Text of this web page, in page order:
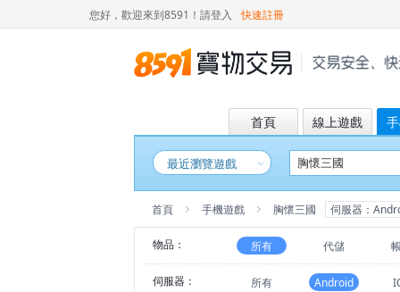
您好，歡迎來到8591！ 請登入 快速註冊
首頁 線上遊戲
最近瀏覽遊戲
首頁 手機遊戲 胸懷三國 伺服器：
物品： 所有 代儲
伺服器： 所有 Android